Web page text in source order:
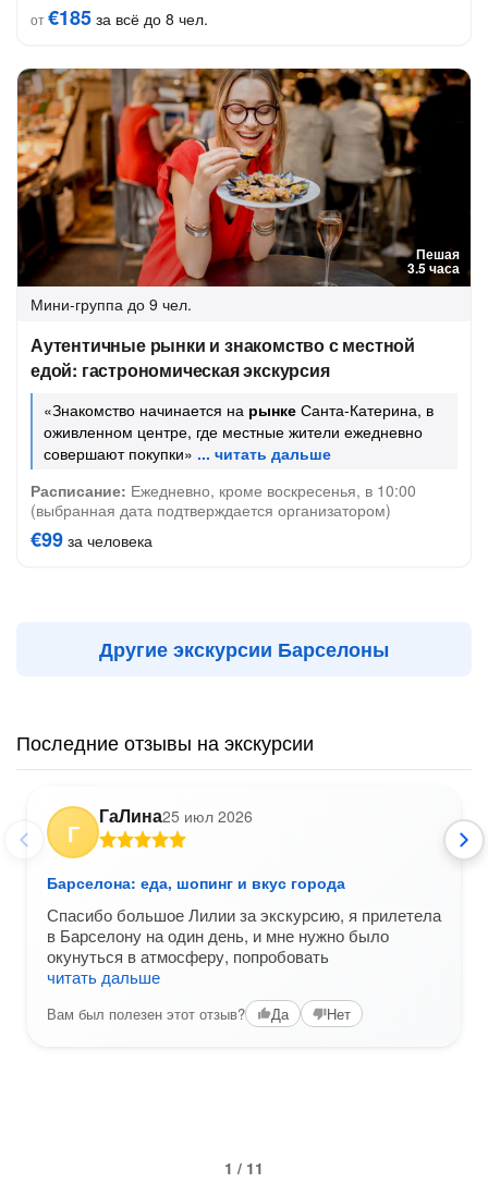
от€185 за всё до 8 чел.
Пешая
3.5 часа
Мини-группа до 9 чел.
Аутентичные рынки и знакомство с местной
едой: гастрономическая экскурсия
«Знакомство начинается на рынке Санта-Катерина, в
оживленном центре, где местные жители ежедневно
совершают покупки»
Расписание: Ежедневно, кроме воскресенья, в 10:00
(выбранная дата подтверждается организатором)
€99 за человека
Другие экскурсии Барселоны
Последние отзывы на экскурсии
Г
ГаЛина25 июл 2026
Барселона: еда, шопинг и вкус города
Спасибо большое Лилии за экскурсию, я прилетела
в Барселону на один день, и мне нужно было
окунуться в атмосферу, попробовать
читать дальше
Вам был полезен этот отзыв? Да Нет
1 / 11